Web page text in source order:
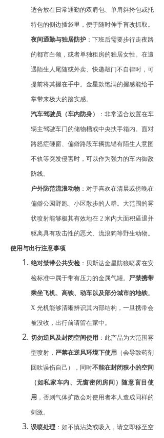
适合放在日常通勤的双肩包、单肩斜挎包或托
特包的侧边插袋里，便于随时伸手盲改抓取。
夜间通勤与独居防护 ：下班后需要步行走夜路
的都市白领，或者单独租房的独居女性。在遭
遇陌生人尾随或外卖、快递敲门不自律时，可
提前将其握在手中。金星款饱满的握感能给手
掌带来极大的踏实感。
汽车驾驶员（车内防身） ：非常适合放置在车
辆主驾驶车门的储物槽或中央扶手箱内。面对
路怒症砸窗、偏僻路段车辆抛锚有陌生人意图
不轨等突发侵害时，可以作为强力的车内御敌
防线。
户外防范流浪动物 ：对于喜欢在清晨或傍晚在
偏僻公园野跑、小区散步的人群。大范围的雾
状喷射能够极其有效地在 2 米内大面积逼退并
驱离具有攻击性的恶犬、流浪狗等野生动物。
使用与出行注意事项
绝对禁带公共安检 ：贝斯达金星防狼喷雾在安
检标准中属于带有压力的金属气罐。 严禁携带
乘坐飞机、高铁、动车以及部分城市的地铁。
X 光机能够清晰辨识其内部结构，一旦携带会
被没收，出行前请留在家中。
切勿逆风及封闭空间使用 ：此产品为大范围雾
型喷射， 严禁在逆风环境下使用 （会导致药剂
回吹误伤自己），同时不能在封闭狭小的空间
（如私家车内、无窗密闭房间）随意盲目使
用 ，否则气体扩散会对使用者本人造成同样的
刺激。
误喷处理 ：如不慎沾染或吸入，请立即移至空